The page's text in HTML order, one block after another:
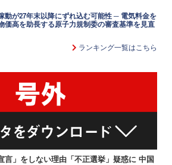
動が27年末以降にずれ込む可能性 ─ 電気料金を
価高を助長する原子力規制委の審査基準を見直
ランキング一覧はこちら
言」をしない理由「不正選挙」疑惑に 中国